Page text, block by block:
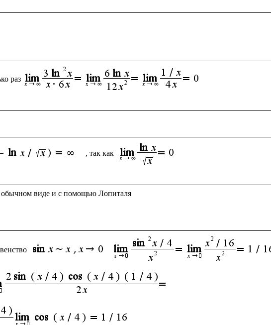
раз
, так как